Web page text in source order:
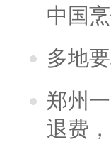
中国
多地
郑州
退费